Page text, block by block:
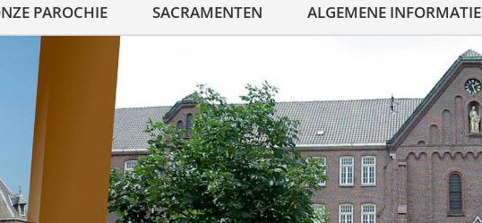
PAROCHIE SACRAMENTEN ALGEMENE INFORMATIE